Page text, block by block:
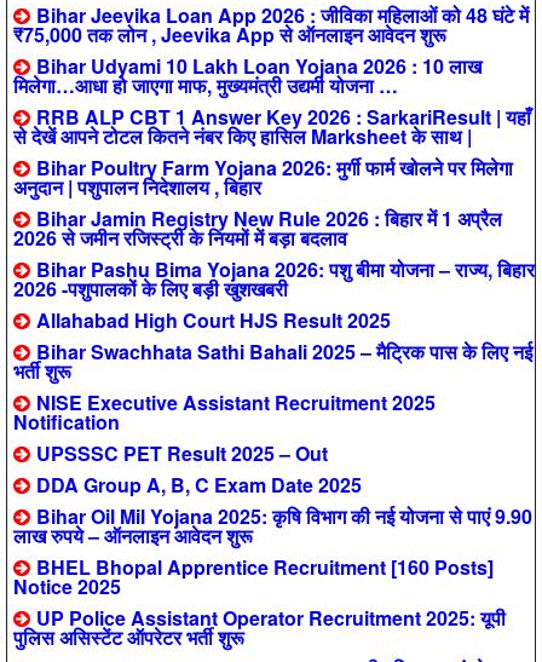
Bihar Jeevika Loan App 2026 : जीविका महिलाओं को 48 घंटे में
₹75,000 तक लोन , Jeevika App से ऑनलाइन आवेदन शुरू
Bihar Udyami 10 Lakh Loan Yojana 2026 : 10 लाख
मिलेगा…आधा हो जाएगा माफ, मुख्यमंत्री उद्यमी योजना …
RRB ALP CBT 1 Answer Key 2026 : SarkariResult | यहाँ
से देखें आपने टोटल कितने नंबर किए हासिल Marksheet के साथ |
Bihar Poultry Farm Yojana 2026: मुर्गी फार्म खोलने पर मिलेगा
अनुदान | पशुपालन निदेशालय , बिहार
Bihar Jamin Registry New Rule 2026 : बिहार में 1 अप्रैल
2026 से जमीन रजिस्ट्री के नियमों में बड़ा बदलाव
Bihar Pashu Bima Yojana 2026: पशु बीमा योजना – राज्य, बिहार
2026 -पशुपालकों के लिए बड़ी खुशखबरी
Allahabad High Court HJS Result 2025
Bihar Swachhata Sathi Bahali 2025 – मैट्रिक पास के लिए नई
भर्ती शुरू
NISE Executive Assistant Recruitment 2025
Notification
UPSSSC PET Result 2025 – Out
DDA Group A, B, C Exam Date 2025
Bihar Oil Mil Yojana 2025: कृषि विभाग की नई योजना से पाएं 9.90
लाख रुपये – ऑनलाइन आवेदन शुरू
BHEL Bhopal Apprentice Recruitment [160 Posts]
Notice 2025
UP Police Assistant Operator Recruitment 2025: यूपी
पुलिस असिस्टेंट ऑपरेटर भर्ती शुरू